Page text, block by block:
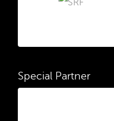
Special Partner